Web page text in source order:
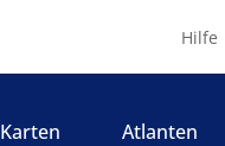
Hilfe
Karten Atlanten